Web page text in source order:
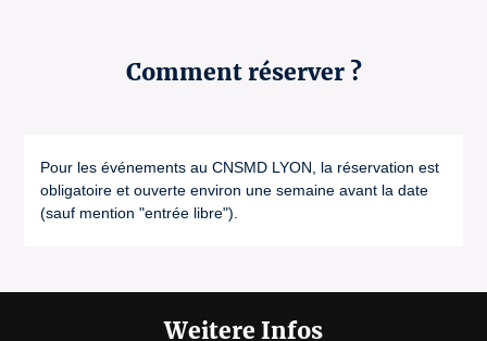
Comment réserver ?
Pour les événements au CNSMD LYON, la réservation est
obligatoire et ouverte environ une semaine avant la date
(sauf mention "entrée libre").
Weitere Infos